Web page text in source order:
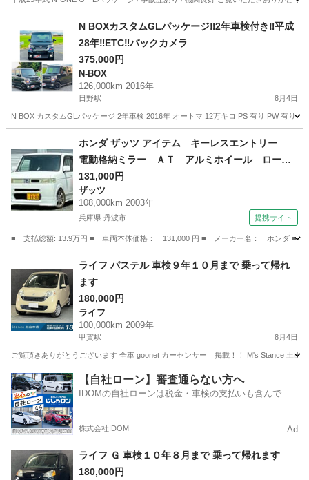
坂本比叡山口駅 N-ONE
N BOXカスタムGLパッケージ‼️2年車検付き‼️平成
28年‼️ETC‼️バックカメラ
375,000円
N-BOX
126,000km 2016年
日野駅 8月4日
N BOX カスタムGLパッケージ 2年車検 2016年 オートマ 12万キロ PS 有り PW 有り
日野駅
ホンダ ザッツ アイテム キーレスエントリー
電動格納ミラー ＡＴ アルミホイール ローダ
ウン ハーフフルエアロ エアコン パワステ
エアバッグ 黒革調シートカバー （検9.1）
131,000円
ザッツ
108,000km 2003年
兵庫県 丹波市 提携サイト
■ 支払総額: 13.9万円 ■ 車両本体価格： 131,000 円 ■ メーカー名： ホンダ
ザッツ
ライフ パステル 車検９年１０月まで 乗って帰れ
ます
180,000円
ライフ
100,000km 2009年
甲賀駅 8月4日
ご覧頂きありがとうございます 全車 goonet カーセンサー 掲載！！ M's Stance 土
滋賀 甲賀市 甲賀駅 ライフ goonet
【自社ローン】審査通らない方へ
IDOMの自社ローンは税金・車検の支払いも含んでい
株式会社IDOM Ad
ライフ Ｇ 車検１０年８月まで 乗って帰れます
180,000円